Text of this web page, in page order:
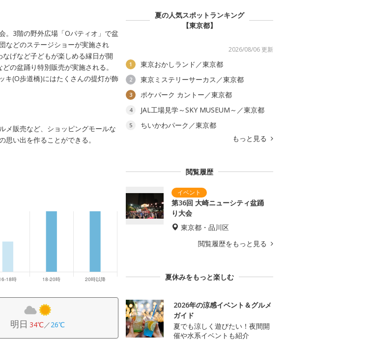
。3階の野外広場「Oパティオ」で盆
などのステージショーが実施され
げなど子どもが楽しめる縁日が開
の盆踊り特別販売が実施される。
キ(O歩道橋)にはたくさんの提灯が飾
メ販売など、ショッピングモールな
い出を作ることができる。
明日 34℃／26℃
夏の人気スポットランキング
【東京都】
2026/08/06 更新
1 東京おかしランド／東京都
2 東京ミステリーサーカス／東京都
3 ポケパーク カントー／東京都
4 JAL工場見学～SKY MUSEUM～／東京都
5
ちいかわパーク／東京都
もっと見る
閲覧履歴
第36回 大崎ニューシティ盆踊
り大会
東京都・品川区
閲覧履歴をもっと見る
夏休みをもっと楽しむ
2026年の涼感イベント＆グルメ
ガイド
夏でも涼しく遊びたい！夜間開
催や水系イベントも紹介